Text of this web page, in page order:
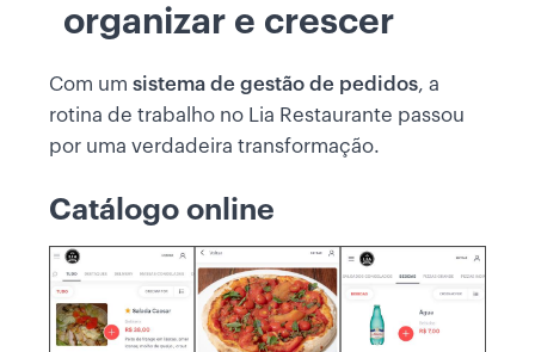
organizar e crescer
Com um sistema de gestão de pedidos, a
rotina de trabalho no Lia Restaurante passou
por uma verdadeira transformação.
Catálogo online